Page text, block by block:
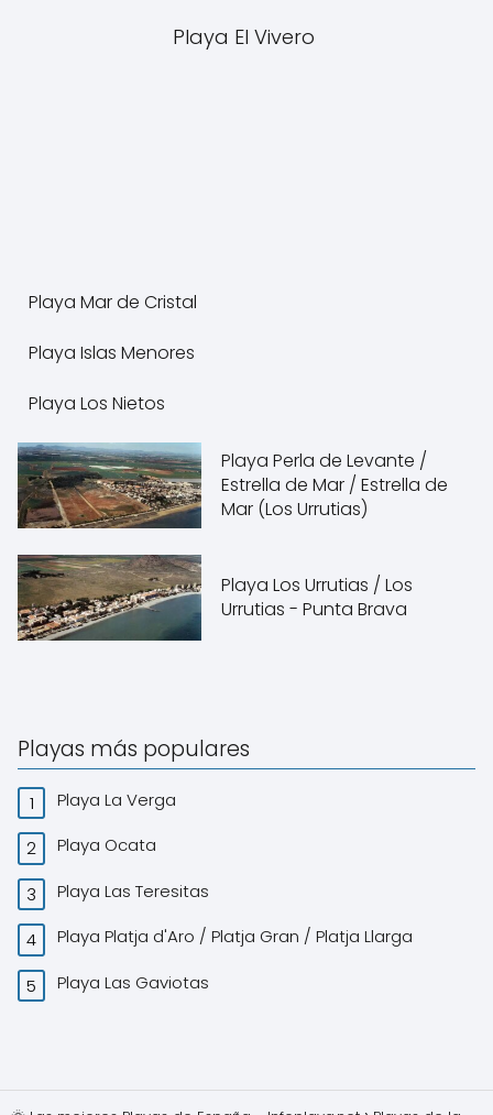
Playa El Vivero
Playa Mar de Cristal
Playa Islas Menores
Playa Los Nietos
Playa Perla de Levante /
Estrella de Mar / Estrella de
Mar (Los Urrutias)
Playa Los Urrutias / Los
Urrutias - Punta Brava
Playas más populares
Playa La Verga
Playa Ocata
Playa Las Teresitas
Playa Platja d'Aro / Platja Gran / Platja Llarga
Playa Las Gaviotas